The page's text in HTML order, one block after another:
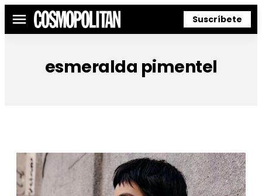
Menú Suscríbete
esmeralda pimentel